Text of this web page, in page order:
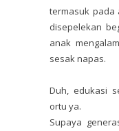
termasuk pada
disepelekan
anak
sesak napas.
Duh, edukasi
ortu ya.
Supaya